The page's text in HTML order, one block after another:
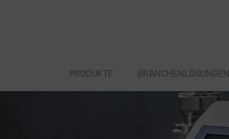
PRODUKTE BRANCHENLÖSUNGEN